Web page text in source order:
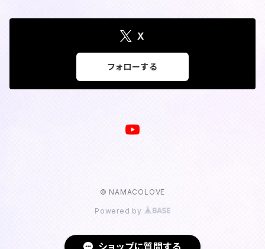
X
フォローする
© NAMACOLOVE
Powered by
ショップに質問する